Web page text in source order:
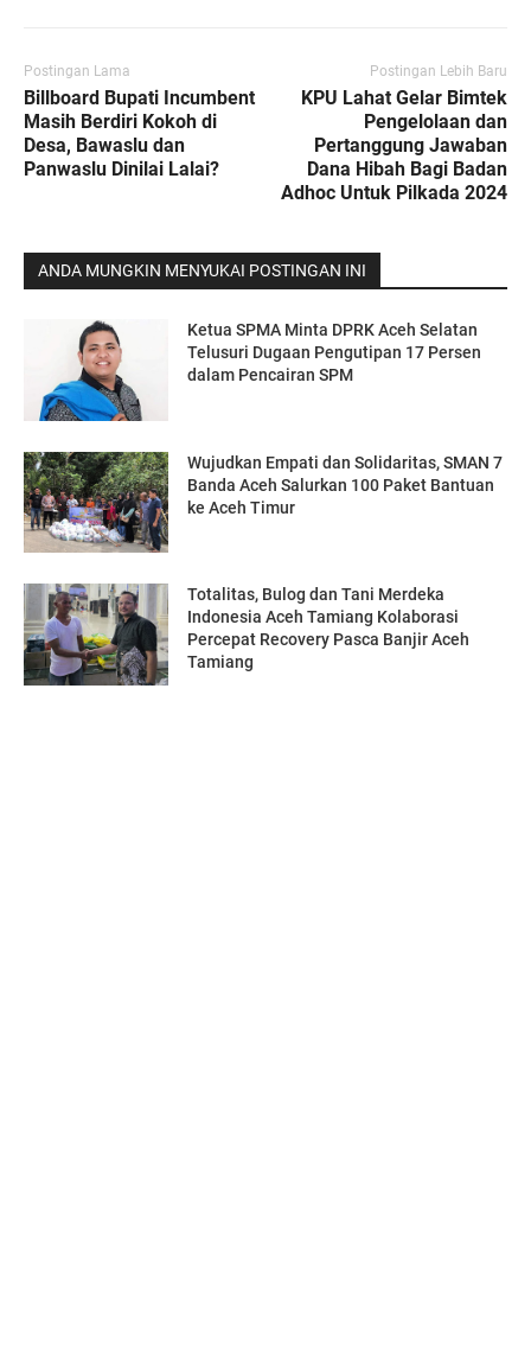
Postingan Lama
Billboard Bupati Incumbent
Masih Berdiri Kokoh di
Desa, Bawaslu dan
Panwaslu Dinilai Lalai?
Postingan Lebih Baru
KPU Lahat Gelar Bimtek
Pengelolaan dan
Pertanggung Jawaban
Dana Hibah Bagi Badan
Adhoc Untuk Pilkada 2024
ANDA MUNGKIN MENYUKAI POSTINGAN INI
Ketua SPMA Minta DPRK Aceh Selatan
Telusuri Dugaan Pengutipan 17 Persen
dalam Pencairan SPM
Wujudkan Empati dan Solidaritas, SMAN 7
Banda Aceh Salurkan 100 Paket Bantuan
ke Aceh Timur
Totalitas, Bulog dan Tani Merdeka
Indonesia Aceh Tamiang Kolaborasi
Percepat Recovery Pasca Banjir Aceh
Tamiang